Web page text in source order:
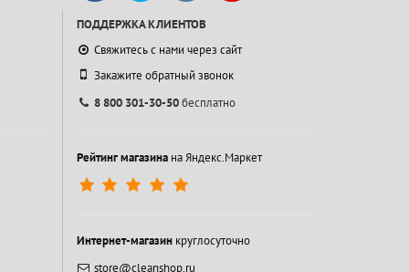
ПОДДЕРЖКА КЛИЕНТОВ
Свяжитесь с нами через сайт
Закажите обратный звонок
8 800 301-30-50бесплатно
Рейтинг магазинана Яндекс.Маркет
Интернет-магазинкруглосуточно
store@cleanshop.ru